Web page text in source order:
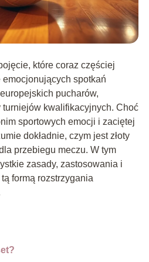
które coraz częściej
spotkań
pucharów,
turniejów kwalifikacyjnych. Choć
sportowych emocji i zaciętej
dokładnie, czym jest złoty
przebiegu meczu. W tym
zasady, zastosowania i
formą rozstrzygania